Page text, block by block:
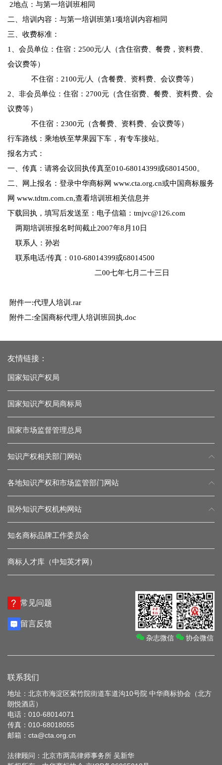
2地点：与第一培训班相同
二、培训内容：与第一培训班第1项培训内容相同
三、收费标准：
1、会员单位：住宿：2500元/人（含住宿费、餐费，资料费、
会议费等）
不住宿：2100元/人（含餐费、资料费、会议费等）
2、非会员单位：住宿：2700元（含住宿费、餐费、资料费、会
议费等）
不住宿：2300元（含餐费、资料费、会议费等）
行车路线：乘地铁至苹果园下车，有专车接站。
报名方式：
一、传真：请将会议回执传真至010-68014399或68014500。
二、网上报名：登录中华商标网 www.cta.org.cn或中国商标服务
网 www.tdtm.com.cn,查看培训班相关信息并
下载回执，填写后发送至：电子信箱： tmjvc@126.com
两期培训班报名时间截止2007年8月10日
联系人：孙岩
联系电话/传真：010-68014399或68014500
二00七年七月二十三日
附件一:代理人培训.rar
附件二:全国商标代理人培训班回执.doc
友情链接：
国家知识产权局
国家知识产权局商标局
国家市场监督管理总局
知识产权相关部门网站
各地知识产权和市场监管部门网站
国外知识产权机构网站
知名商标品牌工作委员会
商标人才库（中知英才网）
联系我们
地址：北京市海淀区紫竹院街道车道沟10号院 中华商标协会（北方
朗悦酒店）
电话：010-68014071
传真：010-68018055
邮箱：cta@cta.org.cn
法律顾问：北京市两高律师事务所 吴新华
协会微信
杂志微信
常见问题
留言反馈